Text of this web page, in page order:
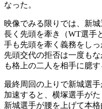
なった。
映像でみる限りでは、新
長く先頭を牽き（WT選手
手も先頭を牽く義務をし
先頭交代の拒否は一度も
も格上の二人を相手に臆
最終周回の上りで新城選
加速すると、横塚選手が
新城選手が腰を上げて本